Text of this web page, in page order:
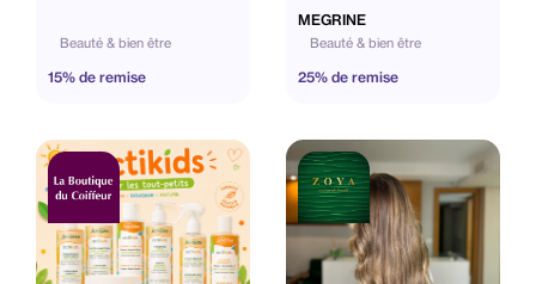
Beauté & bien être
15% de remise
MEGRINE
Beauté & bien être
25% de remise